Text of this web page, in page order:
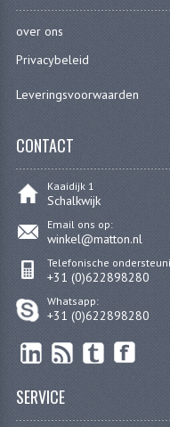
over ons
Privacybeleid
Leveringsvoorwaarden
CONTACT
Kaaidijk 1
Schalkwijk
Email ons op:
winkel@matton.nl
Telefonische
+31 (0)622898280
Whatsapp:
+31 (0)622898280
SERVICE